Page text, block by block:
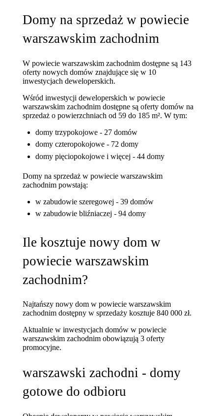
Domy na sprzedaż w powiecie
warszawskim zachodnim
W powiecie warszawskim zachodnim dostępne są 143
oferty nowych domów znajdujące się w 10
inwestycjach deweloperskich.
Wśród inwestycji deweloperskich w powiecie
warszawskim zachodnim dostępne są oferty domów na
sprzedaż o powierzchniach od 59 do 185 m². W tym:
domy trzypokojowe - 27 domów
domy czteropokojowe - 72 domy
domy pięciopokojowe i więcej - 44 domy
Domy na sprzedaż w powiecie warszawskim
zachodnim powstają:
w zabudowie szeregowej - 39 domów
w zabudowie bliźniaczej - 94 domy
Ile kosztuje nowy dom w
powiecie warszawskim
zachodnim?
Najtańszy nowy dom w powiecie warszawskim
zachodnim dostępny w sprzedaży kosztuje 840 000 zł.
Aktualnie w inwestycjach domów w powiecie
warszawskim zachodnim obowiązują 3 oferty
promocyjne.
warszawski zachodni - domy
gotowe do odbioru